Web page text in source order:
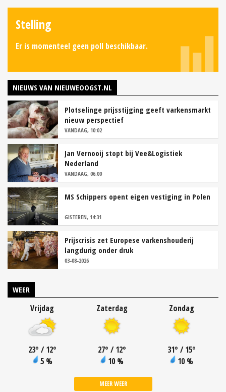
Stelling
Er is momenteel geen poll beschikbaar.
NIEUWS VAN NIEUWEOOGST.NL
Plotselinge prijsstijging geeft varkensmarkt
nieuw perspectief
VANDAAG, 10:02
Jan Vernooij stopt bij Vee&Logistiek
Nederland
VANDAAG, 06:00
MS Schippers opent eigen vestiging in Polen
GISTEREN, 14:31
Prijscrisis zet Europese varkenshouderij
langdurig onder druk
03-08-2026
WEER
Vrijdag
23° / 12°
5 %
Zaterdag
27° / 12°
10 %
Zondag
31° / 15°
10 %
MEER WEER